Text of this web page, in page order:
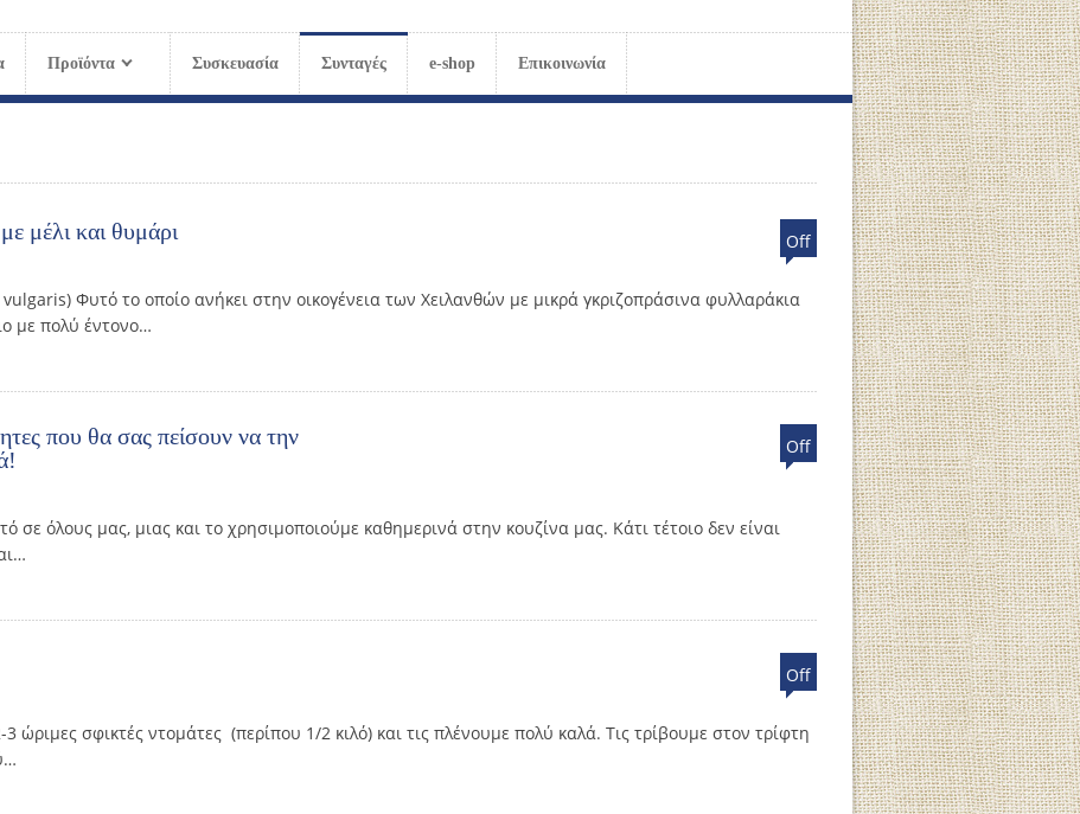
Προϊόντα Συσκευασία Συνταγές e-shop Επικοινωνία
μέλι και θυμάρι Off
Φυτό το οποίο ανήκει στην οικογένεια των Χειλανθών με μικρά γκριζοπράσινα φυλλαράκια
με πολύ έντονο…
που θα σας πείσουν να την
Off
σε όλους μας, μιας και το χρησιμοποιούμε καθημερινά στην κουζίνα μας. Κάτι τέτοιο δεν είναι
Off
ώριμες σφικτές ντομάτες (περίπου 1/2 κιλό) και τις πλένουμε πολύ καλά. Τις τρίβουμε στον τρίφτη